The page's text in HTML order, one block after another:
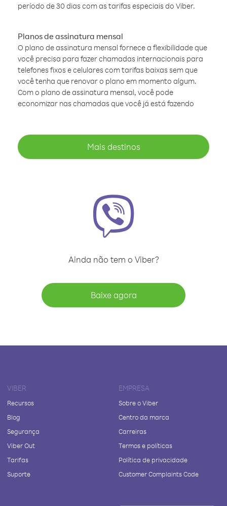
período de 30 dias com as tarifas especiais do Viber.
Planos de assinatura mensal
O plano de assinatura mensal fornece a flexibilidade que
você precisa para fazer chamadas internacionais para
telefones fixos e celulares com tarifas baixas sem que
você tenha que renovar o plano em momento algum.
Com o plano de assinatura mensal, você pode
economizar nas chamadas que você já está fazendo
Mais destinos
Ainda não tem o Viber?
Baixe agora
VIBER
Recursos
Blog
Segurança
Viber Out
Tarifas
Suporte
EMPRESA
Sobre o Viber
Centro da marca
Carreiras
Termos e políticas
Política de privacidade
Customer Complaints Code